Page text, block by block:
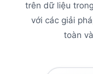
trên dữ liệu
với các giải
toàn